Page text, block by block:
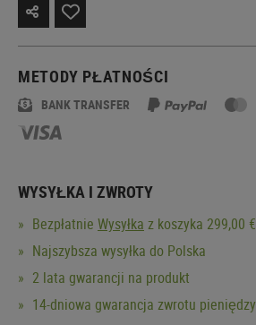
METODY PŁATNOŚCI
BANK TRANSFER
WYSYŁKA I ZWROTY
Bezpłatnie Wysyłka z koszyka 299,00 €
Najszybsza wysyłka do Polska
2 lata gwarancji na produkt
14-dniowa gwarancja zwrotu pieniędzy